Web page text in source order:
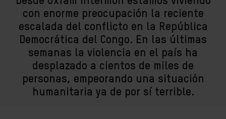
con enorme preocupación la reciente
escalada del conflicto en la República
Democrática del Congo. En las últimas
semanas la violencia en el país ha
desplazado a cientos de miles de
personas, empeorando una situación
humanitaria ya de por sí terrible.